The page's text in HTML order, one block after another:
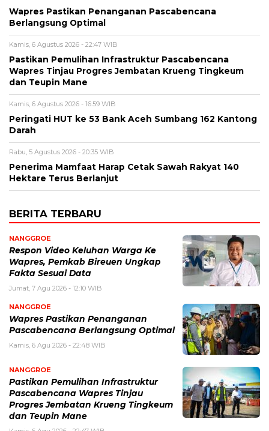
Wapres Pastikan Penanganan Pascabencana
Berlangsung Optimal
Kamis, 6 Agustus 2026 - 22:47 WIB
Pastikan Pemulihan Infrastruktur Pascabencana
Wapres Tinjau Progres Jembatan Krueng Tingkeum
dan Teupin Mane
Kamis, 6 Agustus 2026 - 16:59 WIB
Peringati HUT ke 53 Bank Aceh Sumbang 162 Kantong
Darah
Rabu, 5 Agustus 2026 - 20:35 WIB
Penerima Mamfaat Harap Cetak Sawah Rakyat 140
Hektare Terus Berlanjut
BERITA TERBARU
NANGGROE
Respon Video Keluhan Warga Ke
Wapres, Pemkab Bireuen Ungkap
Fakta Sesuai Data
Jumat, 7 Agu 2026 - 12:10 WIB
NANGGROE
Wapres Pastikan Penanganan
Pascabencana Berlangsung Optimal
Kamis, 6 Agu 2026 - 22:48 WIB
NANGGROE
Pastikan Pemulihan Infrastruktur
Pascabencana Wapres Tinjau
Progres Jembatan Krueng Tingkeum
dan Teupin Mane